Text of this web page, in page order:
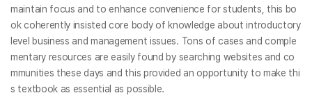
maintain focus and to enhance convenience for students, this bo
ok coherently insisted core body of knowledge about introductory
level business and management issues. Tons of cases and comple
mentary resources are easily found by searching websites and co
mmunities these days and this provided an opportunity to make thi
s textbook as essential as possible.